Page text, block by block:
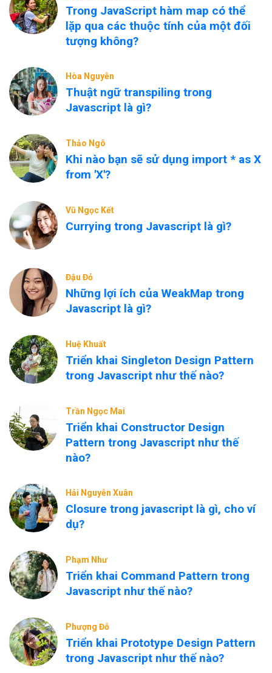
Trong JavaScript hàm map có thể
lặp qua các thuộc tính của một đối
tượng không?
Hòa Nguyễn
Thuật ngữ transpiling trong
Javascript là gì?
Thảo Ngô
Khi nào bạn sẽ sử dụng import * as X
from 'X'?
Vũ Ngọc Kết
Currying trong Javascript là gì?
Đậu Đỏ
Những lợi ích của WeakMap trong
Javascript là gì?
Huệ Khuất
Triển khai Singleton Design Pattern
trong Javascript như thế nào?
Trần Ngọc Mai
Triển khai Constructor Design
Pattern trong Javascript như thế
nào?
Hải Nguyễn Xuân
Closure trong javascript là gì, cho ví
dụ?
Phạm Như
Triển khai Command Pattern trong
Javascript như thế nào?
Phượng Đỗ
Triển khai Prototype Design Pattern
trong Javascript như thế nào?